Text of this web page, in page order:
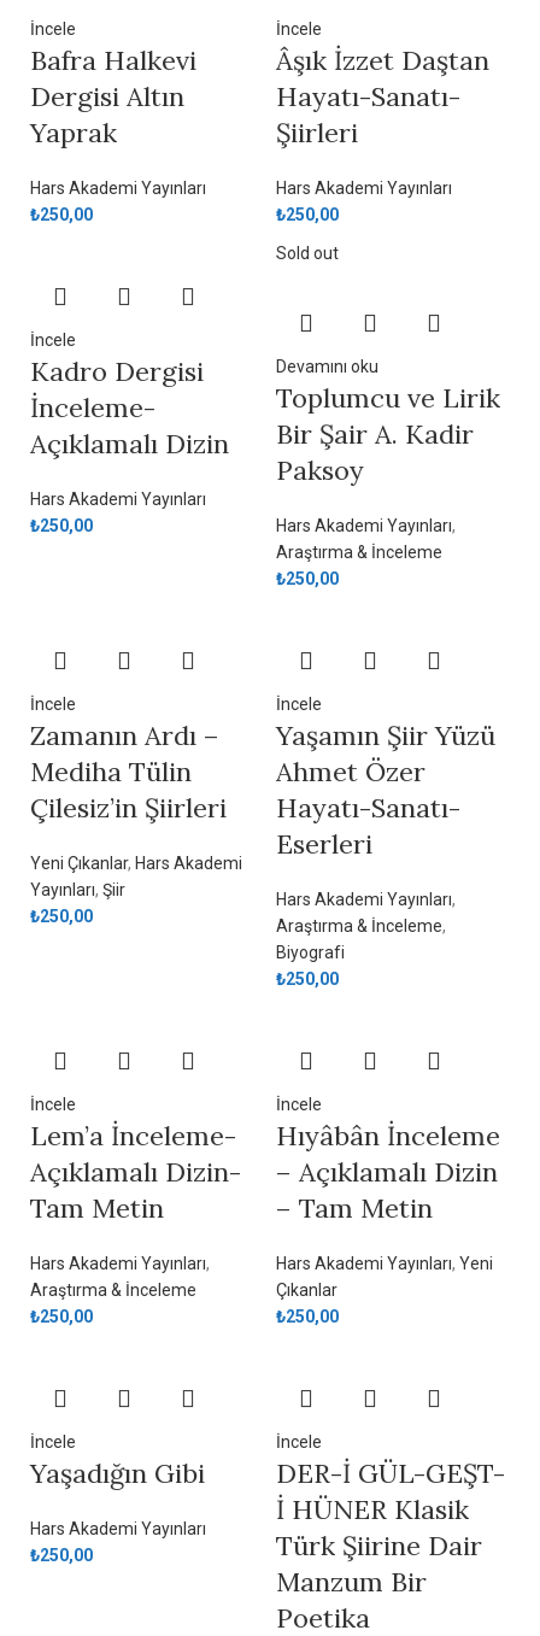
İncele
Bafra Halkevi
Dergisi Altın
Yaprak
Hars Akademi Yayınları
₺250,00
İncele
Âşık İzzet Daştan
Hayatı-Sanatı-
Şiirleri
Hars Akademi Yayınları
₺250,00
İncele
Kadro Dergisi
İnceleme-
Açıklamalı Dizin
Hars Akademi Yayınları
₺250,00
Sold out
Devamını oku
Toplumcu ve Lirik
Bir Şair A. Kadir
Paksoy
Hars Akademi Yayınları,
Araştırma & İnceleme
₺250,00
İncele
Zamanın Ardı –
Mediha Tülin
Çilesiz’in Şiirleri
Yeni Çıkanlar, Hars Akademi
Yayınları, Şiir
₺250,00
İncele
Yaşamın Şiir Yüzü
Ahmet Özer
Hayatı-Sanatı-
Eserleri
Hars Akademi Yayınları,
Araştırma & İnceleme,
Biyografi
₺250,00
İncele
Lem’a İnceleme-
Açıklamalı Dizin-
Tam Metin
Hars Akademi Yayınları,
Araştırma & İnceleme
₺250,00
İncele
Hıyâbân İnceleme
– Açıklamalı Dizin
– Tam Metin
Hars Akademi Yayınları, Yeni
Çıkanlar
₺250,00
İncele
Yaşadığın Gibi
Hars Akademi Yayınları
₺250,00
İncele
DER-İ GÜL-GEŞT-
İ HÜNER Klasik
Türk Şiirine Dair
Manzum Bir
Poetika